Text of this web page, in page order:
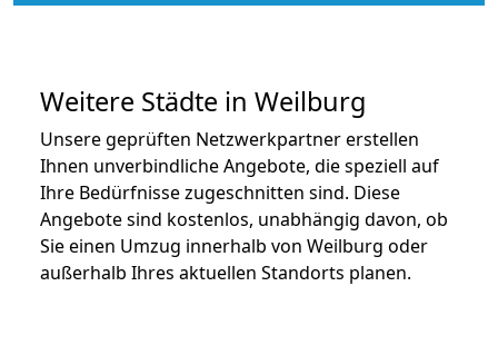
Weitere Städte in Weilburg
Unsere geprüften Netzwerkpartner erstellen
Ihnen unverbindliche Angebote, die speziell auf
Ihre Bedürfnisse zugeschnitten sind. Diese
Angebote sind kostenlos, unabhängig davon, ob
Sie einen Umzug innerhalb von Weilburg oder
außerhalb Ihres aktuellen Standorts planen.